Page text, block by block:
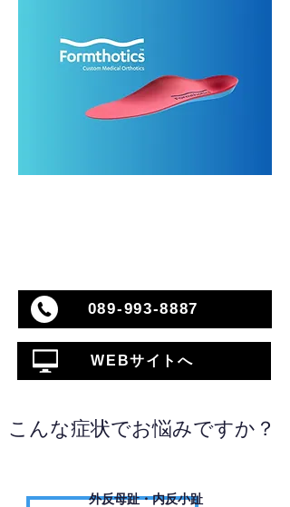
089-993-8887
WEBサイトへ
こんな症状でお悩みですか？
外反母趾・内反小趾